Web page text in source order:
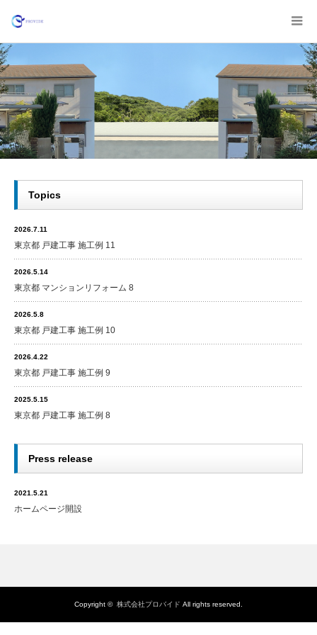
Topics
2026.7.11
東京都 戸建工事 施工例 11
2026.5.14
東京都 マンションリフォーム 8
2026.5.8
東京都 戸建工事 施工例 10
2026.4.22
東京都 戸建工事 施工例 9
2025.5.15
東京都 戸建工事 施工例 8
Press release
2021.5.21
ホームページ開設
Copyright © 株式会社プロバイド All rights reserved.